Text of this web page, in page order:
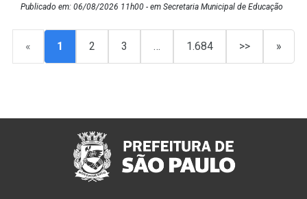
Publicado em: 06/08/2026 11h00 - em Secretaria Municipal de Educação
« 1 2 3 … 1.684 >> »